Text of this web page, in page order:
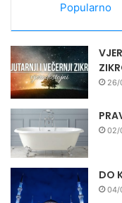
Popularno
26/
02/
DO
04/